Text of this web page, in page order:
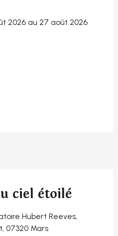
2026 au 27 août 2026
ciel étoilé
Hubert Reeves,
07320 Mars